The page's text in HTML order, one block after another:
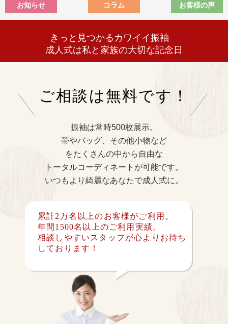
お知らせ コラム お客様の声
きっと見つかるカワイイ振袖
成人式は私と家族の大切な記念日
ご相談は無料です！
振袖は常時500枚展示。
帯やバッグ、その他小物など
をたくさんの中から自由な
トータルコーディネートが可能です。
いつもより綺麗なあなたで成人式に。
累計2万名以上のお客様がご利用。
年間1500名以上のご利用実績。
相談しやすいスタッフが心よりお待ち
しております！